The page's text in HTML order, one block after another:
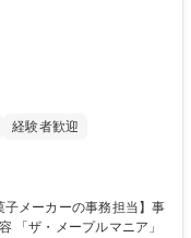
経験者歓迎